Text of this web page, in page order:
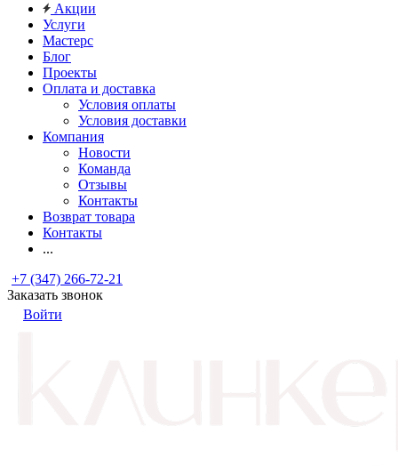
Акции
Услуги
Мастерс
Блог
Проекты
Оплата и доставка
Условия оплаты
Условия доставки
Компания
Новости
Команда
Отзывы
Контакты
Возврат товара
Контакты
...
+7 (347) 266-72-21
Заказать звонок
Войти